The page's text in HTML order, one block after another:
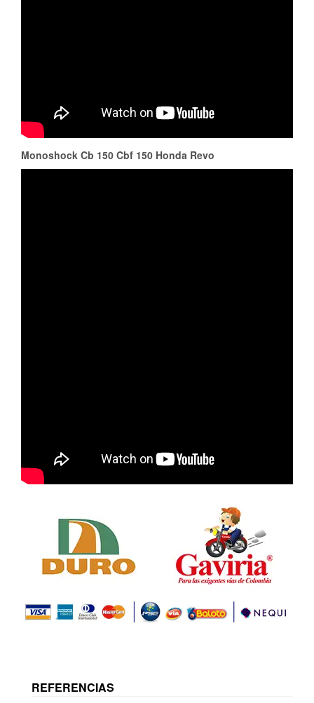
Monoshock Cb 150 Cbf 150 Honda Revo
REFERENCIAS